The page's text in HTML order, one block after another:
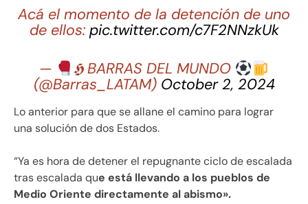
Acá el momento de la detención de uno
de ellos: pic.twitter.com/c7F2NNzkUk
—
𝕳 BARRAS DEL MUNDO
(@Barras_LATAM) October 2, 2024
Lo anterior para que se allane el camino para lograr
una solución de dos Estados.
“Ya es hora de detener el repugnante ciclo de escalada
tras escalada que está llevando a los pueblos de
Medio Oriente directamente al abismo».